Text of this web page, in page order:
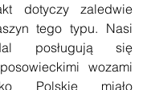
dotyczy zaledwie
tego typu. Nasi
posługują się
wozami
Polskie miało